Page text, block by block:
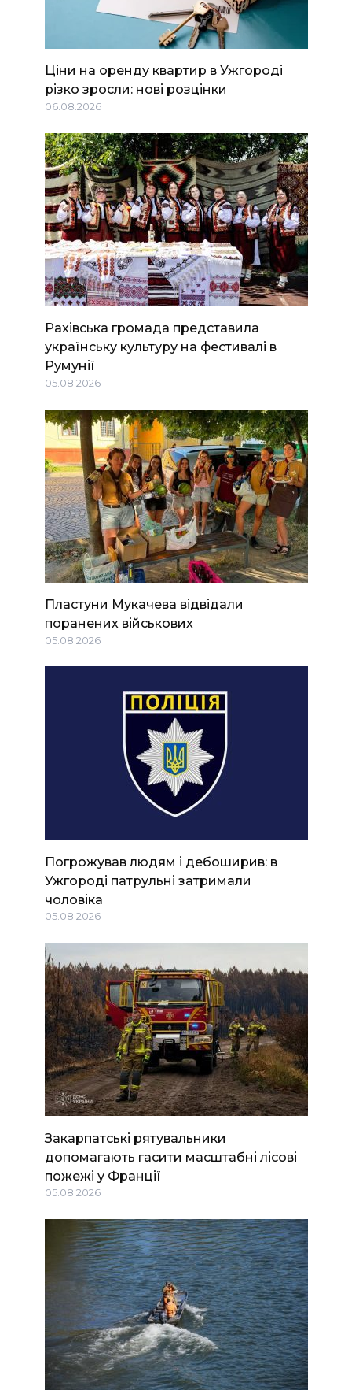
Ціни на оренду квартир в Ужгороді
різко зросли: нові розцінки
06.08.2026
Рахівська громада представила
українську культуру на фестивалі в
Румунії
05.08.2026
Пластуни Мукачева відвідали
поранених військових
05.08.2026
Погрожував людям і дебоширив: в
Ужгороді патрульні затримали
чоловіка
05.08.2026
Закарпатські рятувальники
допомагають гасити масштабні лісові
пожежі у Франції
05.08.2026